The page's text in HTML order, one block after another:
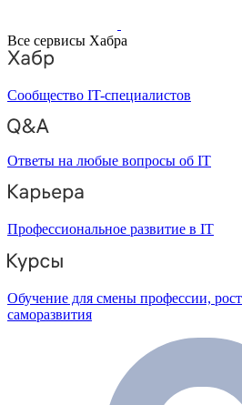
Все сервисы Хабра
Сообщество IT-специалистов
Ответы на любые вопросы об IT
Профессиональное развитие в IT
Обучение для смены профессии,
саморазвития